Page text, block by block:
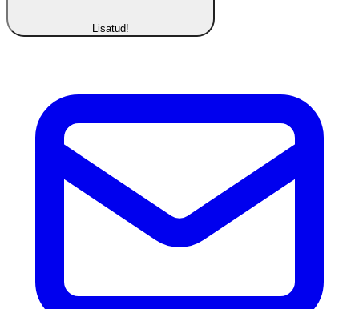
Lisatud!